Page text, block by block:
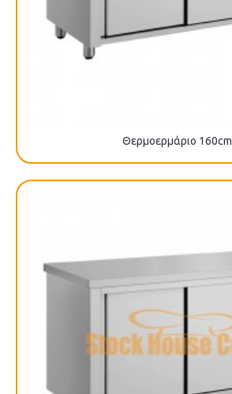
Θερμοερμάριο 160cm